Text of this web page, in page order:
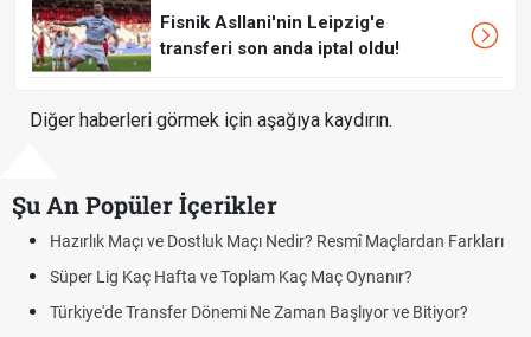
Fisnik Asllani'nin Leipzig'e
transferi son anda iptal oldu!
Diğer haberleri görmek için aşağıya kaydırın.
Şu An Popüler İçerikler
Resmî Maçlardan Farkları
Maç Oynanır?
Başlıyor ve Bitiyor?
Puan Durumunda AG, OM ve Diğer
Skor Ne Demek? Sporda Skor ve
Futbol Nasıl Oynanır? Temel Futbol